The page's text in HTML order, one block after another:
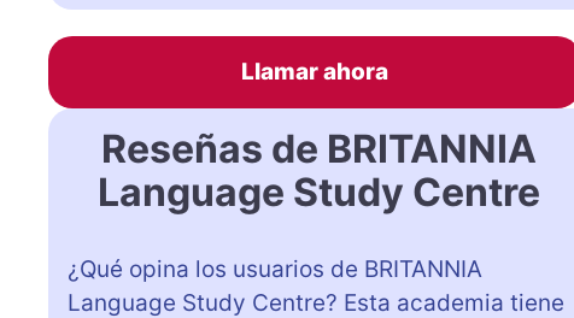
Llamar ahora
Reseñas de BRITANNIA
Language Study Centre
¿Qué opina los usuarios de BRITANNIA
Language Study Centre? Esta academia tiene